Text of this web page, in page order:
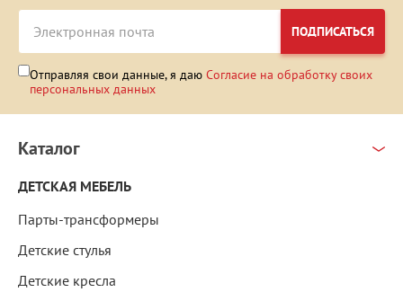
ПОДПИСАТЬСЯ
Отправляя свои данные, я даю Согласие на обработку своих
персональных данных
Каталог
ДЕТСКАЯ МЕБЕЛЬ
Парты-трансформеры
Детские стулья
Детские кресла